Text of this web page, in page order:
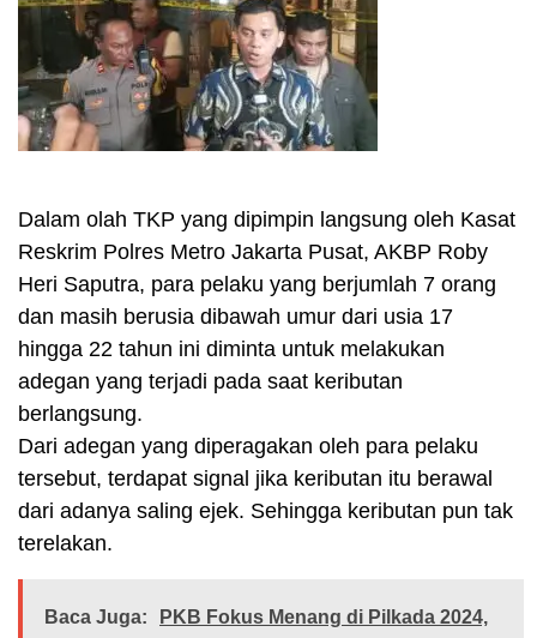
Dalam olah TKP yang dipimpin langsung oleh Kasat
Reskrim Polres Metro Jakarta Pusat, AKBP Roby
Heri Saputra, para pelaku yang berjumlah 7 orang
dan masih berusia dibawah umur dari usia 17
hingga 22 tahun ini diminta untuk melakukan
adegan yang terjadi pada saat keributan
berlangsung.
Dari adegan yang diperagakan oleh para pelaku
tersebut, terdapat signal jika keributan itu berawal
dari adanya saling ejek. Sehingga keributan pun tak
terelakan.
Baca Juga: PKB Fokus Menang di Pilkada 2024,